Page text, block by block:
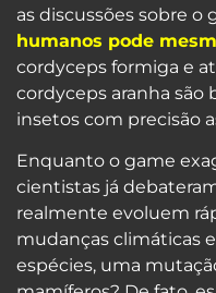
as discussões sobre o
humanos pode
cordyceps formiga e
cordyceps aranha são
insetos com precisão
Enquanto o game
cientistas já
realmente evoluem
mudanças climáticas
espécies, uma